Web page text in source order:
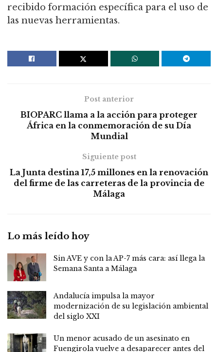
recibido formación específica para el uso de
las nuevas herramientas.
Post anterior
BIOPARC llama a la acción para proteger
África en la conmemoración de su Día
Mundial
Siguiente post
La Junta destina 17,5 millones en la renovación
del firme de las carreteras de la provincia de
Málaga
Lo más leído hoy
Sin AVE y con la AP-7 más cara: así llega la
Semana Santa a Málaga
Andalucía impulsa la mayor
modernización de su legislación ambiental
del siglo XXI
Un menor acusado de un asesinato en
Fuengirola vuelve a desaparecer antes del